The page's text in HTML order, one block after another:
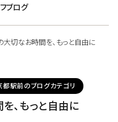
ブログ
大切なお時間を、もっと自由に
都駅前のブログカテゴリ
、もっと自由に